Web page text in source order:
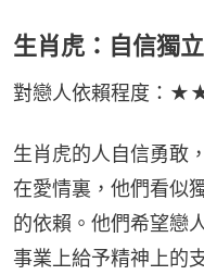
生肖虎：自信獨
對戀人依賴程度
生肖虎的人自信勇敢
在愛情裏，他們看似
的依賴。他們希望戀
事業上給予精神上的